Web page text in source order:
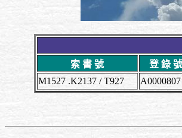
索 書 號
登 錄 號
M1527 .K2137 / T927